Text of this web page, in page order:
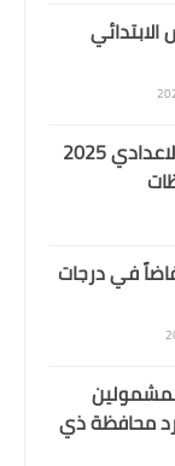
نتائج اعتراضات السادس الاعدادي 2025
في درجات
محافظة ذي